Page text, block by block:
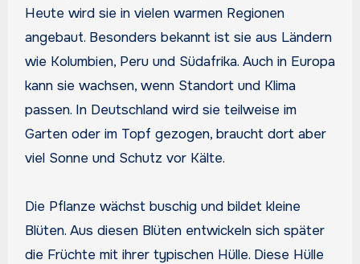
Heute wird sie in vielen warmen Regionen
angebaut. Besonders bekannt ist sie aus Ländern
wie Kolumbien, Peru und Südafrika. Auch in Europa
kann sie wachsen, wenn Standort und Klima
passen. In Deutschland wird sie teilweise im
Garten oder im Topf gezogen, braucht dort aber
viel Sonne und Schutz vor Kälte.
Die Pflanze wächst buschig und bildet kleine
Blüten. Aus diesen Blüten entwickeln sich später
die Früchte mit ihrer typischen Hülle. Diese Hülle